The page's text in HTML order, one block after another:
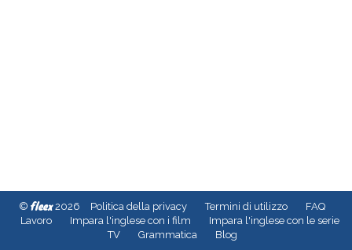
© fleex2026 Politica della privacy Termini di utilizzo
FAQ
Lavoro
Impara l'inglese con i film
Impara l'inglese con le serie
TV
Grammatica Blog